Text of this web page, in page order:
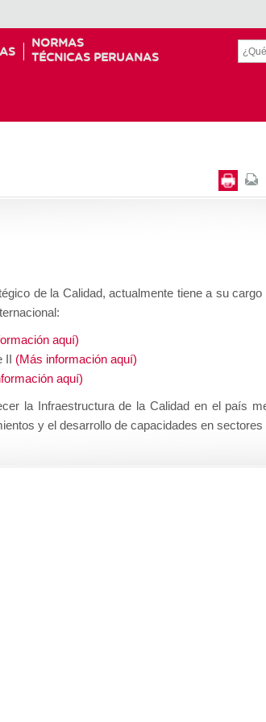
NORMAS
TÉCNICAS PERUANAS
de la Calidad, actualmente tiene a su
aquí)
II (Más información aquí)
aquí)
la Infraestructura de la Calidad en el país
y el desarrollo de capacidades en